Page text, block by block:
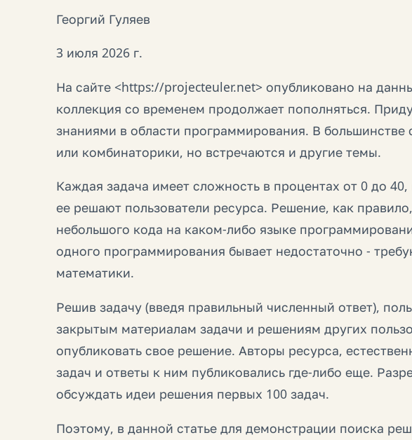
Георгий Гуляев
3 июля 2026 г.
На сайте <https://projecteuler.net> опубликовано на
коллекция со временем продолжает пополняться.
знаниями в области программирования. В большинстве
или комбинаторики, но встречаются и другие темы.
Каждая задача имеет сложность в процентах от 0 до
ее решают пользователи ресурса. Решение, как
небольшого кода на каком-либо языке
одного программирования бывает недостаточно -
математики.
Решив задачу (введя правильный численный ответ),
закрытым материалам задачи и решениям других
опубликовать свое решение. Авторы ресурса,
задач и ответы к ним публиковались где-либо еще.
обсуждать идеи решения первых 100 задач.
Поэтому, в данной статье для демонстрации поиска